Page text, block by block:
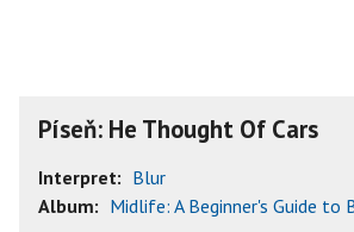
Píseň: He Thought Of Cars
Interpret: Blur
Album: Midlife: A Beginner's Guide to